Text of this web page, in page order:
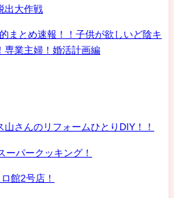
出大作戦
まとめ速報！！子供が欲しいど陰キ
専業主婦！婚活計画編
さんのリフォームひとりDIY！！
ーパークッキング！
館2号店！